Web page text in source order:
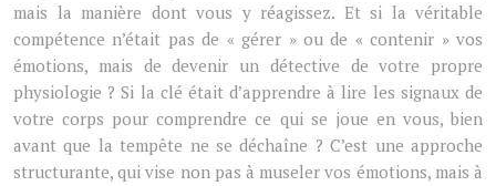
mais la manière dont vous y réagissez. Et si la véritable
compétence n’était pas de « gérer » ou de « contenir » vos
émotions, mais de devenir un détective de votre propre
physiologie ? Si la clé était d’apprendre à lire les signaux de
votre corps pour comprendre ce qui se joue en vous, bien
avant que la tempête ne se déchaîne ? C’est une approche
structurante, qui vise non pas à museler vos émotions, mais à